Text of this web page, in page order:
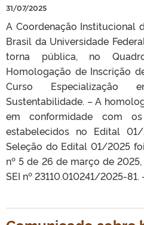
31/07/2025
A Coordenação Institucional
Brasil da Universidade
torna pública, no
Homologação de Inscrição
Curso
Sustentabilidade. – A
em conformidade com
estabelecidos no Edital
Seleção do Edital 01/2025
nº 5 de 26 de março de
SEI nº 23110.010241/2025-